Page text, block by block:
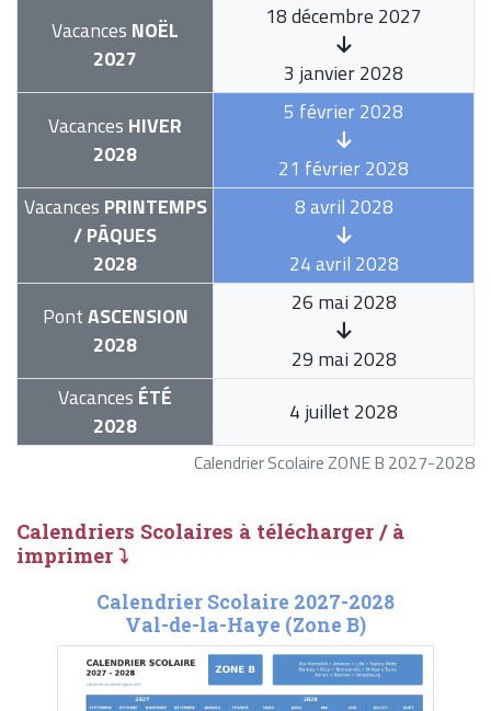
Calendrier Scolaire ZONE B 2027-2028
Vacances NOËL
2027
18 décembre 2027
3 janvier 2028
Vacances HIVER
2028
5 février 2028
21 février 2028
Vacances PRINTEMPS
/ PÂQUES
2028
8 avril 2028
24 avril 2028
PontASCENSION
2028
26 mai 2028
29 mai 2028
Vacances ÉTÉ
2028
4 juillet 2028
Calendriers Scolaires à télécharger / à
imprimer ⤵
Calendrier Scolaire 2027-2028
Val-de-la-Haye (Zone B)